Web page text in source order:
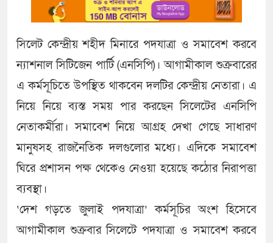
সিলেট কেন্দ্রীয় শহীদ মিনারে পদযাত্রা ও সমাবেশ করবে
ন্যাশনাল সিটিজেন পার্টি (এনসিপি)। আগামীকাল শুক্রবারের
এ কর্মসূচিতে উপস্থিত থাকবেন দলটির কেন্দ্রীয় নেতারা। এ
নিয়ে নিয়ে ব্যস্ত সময় পার করছেন সিলেটের এনসিপি
নেতাকর্মীরা। সমাবেশ নিয়ে আগ্রহ দেখা গেছে সাধারণ
মানুষসহ রাজনৈতিক দলগুলোর মধ্যে। এদিকে সমাবেশ
ঘিরে প্রশাসন পক্ষ থেকেও নেওয়া হয়েছে কঠোর নিরাপত্তা
ব্যবস্থা।
‘দেশ গড়তে জুলাই পদযাত্রা’ কর্মসূচির অংশ হিসেবে
আগামীকাল শুক্রবার সিলেটে পদযাত্রা ও সমাবেশ করবে